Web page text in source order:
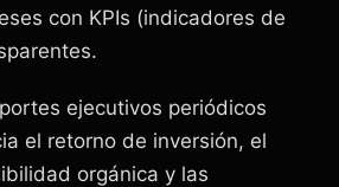
con KPIs (indicadores de
ejecutivos periódicos
el retorno de inversión, el
orgánica y las